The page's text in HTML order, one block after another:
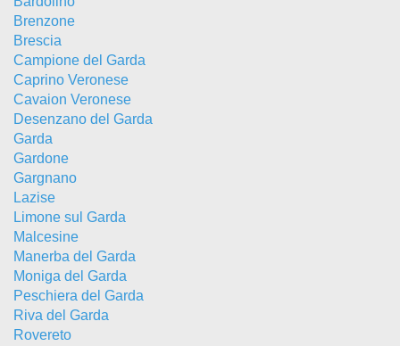
Brenzone
Brescia
Campione del Garda
Caprino Veronese
Cavaion Veronese
Desenzano del Garda
Garda
Gardone
Gargnano
Lazise
Limone sul Garda
Malcesine
Manerba del Garda
Moniga del Garda
Peschiera del Garda
Riva del Garda
Rovereto